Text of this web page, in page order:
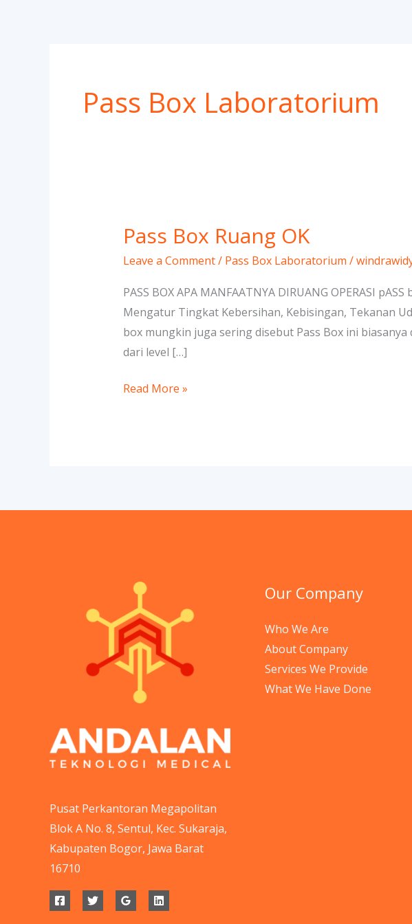
Pass Box Laboratorium
Pass Box Ruang OK
Leave a Comment/ Pass Box Laboratorium /
PASS BOX APA MANFAATNYA DIRUANG OPERASI
Mengatur Tingkat Kebersihan, Kebisingan, Tekanan
box mungkin juga sering disebut Pass Box ini
dari level […]
Pass
OK
Read More »
Pusat Perkantoran Megapolitan
Blok A No. 8, Sentul, Kec. Sukaraja,
Kabupaten Bogor, Jawa Barat
16710
Our Company
Who We Are
About Company
Services We Provide
What We Have Done